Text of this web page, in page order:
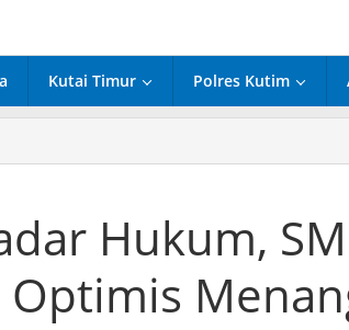
Kutai Timur Polres Kutim
Hukum,